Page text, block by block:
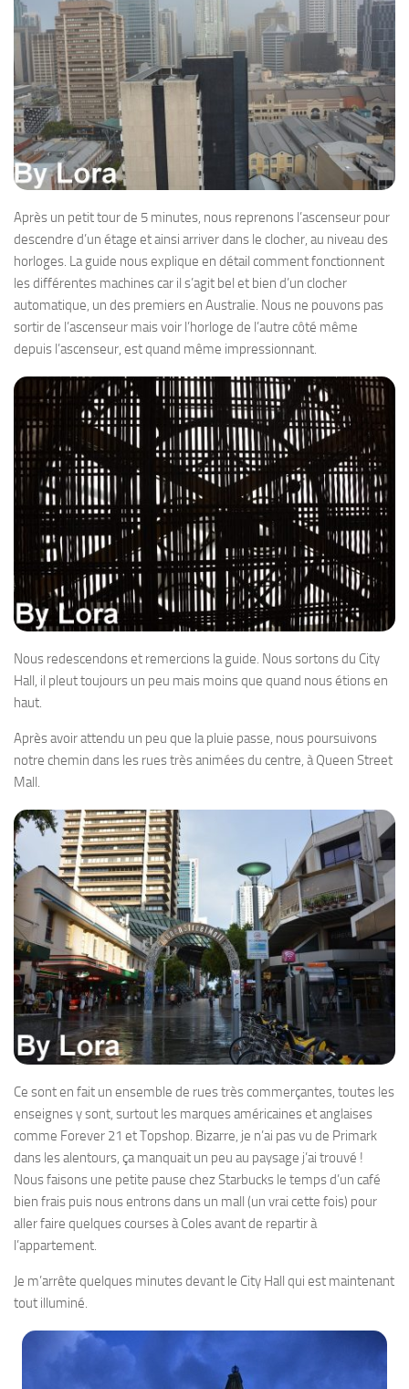
Après un petit tour de 5 minutes, nous reprenons l’ascenseur pour
descendre d’un étage et ainsi arriver dans le clocher, au niveau des
horloges. La guide nous explique en détail comment fonctionnent
les différentes machines car il s’agit bel et bien d’un clocher
automatique, un des premiers en Australie. Nous ne pouvons pas
sortir de l’ascenseur mais voir l’horloge de l’autre côté même
depuis l’ascenseur, est quand même impressionnant.
Nous redescendons et remercions la guide. Nous sortons du City
Hall, il pleut toujours un peu mais moins que quand nous étions en
haut.
Après avoir attendu un peu que la pluie passe, nous poursuivons
notre chemin dans les rues très animées du centre, à Queen Street
Mall.
Ce sont en fait un ensemble de rues très commerçantes, toutes les
enseignes y sont, surtout les marques américaines et anglaises
comme Forever 21 et Topshop. Bizarre, je n’ai pas vu de Primark
dans les alentours, ça manquait un peu au paysage j’ai trouvé !
Nous faisons une petite pause chez Starbucks le temps d’un café
bien frais puis nous entrons dans un mall (un vrai cette fois) pour
aller faire quelques courses à Coles avant de repartir à
l’appartement.
Je m’arrête quelques minutes devant le City Hall qui est maintenant
tout illuminé.